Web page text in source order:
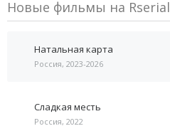
Новые фильмы на Rserial
Натальная карта
Россия, 2023-2026
Сладкая месть
Россия, 2022